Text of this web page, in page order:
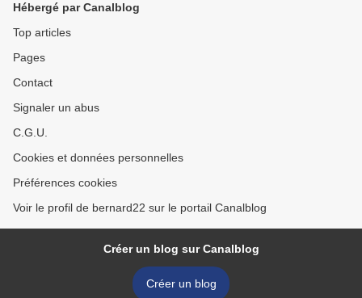
Hébergé par Canalblog
Top articles
Pages
Contact
Signaler un abus
C.G.U.
Cookies et données personnelles
Préférences cookies
Voir le profil de bernard22 sur le portail Canalblog
Créer un blog sur Canalblog
Créer un blog